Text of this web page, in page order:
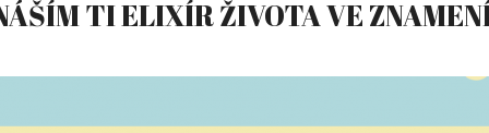
TI ELIXÍR ŽIVOTA VE